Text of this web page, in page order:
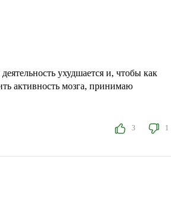
ухудшается и, чтобы как
активность мозга, принимаю
3 1